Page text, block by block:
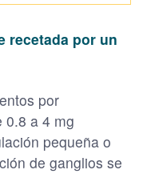
recetada por un
por
0.8 a 4 mg
pequeña o
de ganglios se